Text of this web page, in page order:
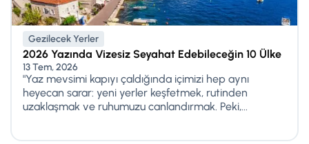
Gezilecek Yerler
2026 Yazında Vizesiz Seyahat Edebileceğin 10 Ülke
13 Tem, 2026
"Yaz mevsimi kapıyı çaldığında içimizi hep aynı
heyecan sarar: yeni yerler keşfetmek, rutinden
uzaklaşmak ve ruhumuzu canlandırmak. Peki,...